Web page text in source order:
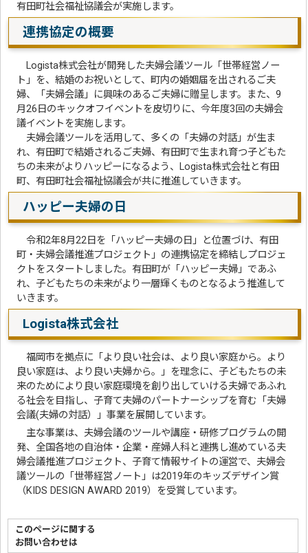
有田町社会福祉協議会が実施します。
連携協定の概要
Logista株式会社が開発した夫婦会議ツール「世帯経営ノー
ト」を、結婚のお祝いとして、町内の婚姻届を出されるご夫
婦、「夫婦会議」に興味のあるご夫婦に贈呈します。また、9
月26日のキックオフイベントを皮切りに、今年度3回の夫婦会
議イベントを実施します。
夫婦会議ツールを活用して、多くの「夫婦の対話」が生ま
れ、有田町で結婚されるご夫婦、有田町で生まれ育つ子どもた
ちの未来がよりハッピーになるよう、Logista株式会社と有田
町、有田町社会福祉協議会が共に推進していきます。
ハッピー夫婦の日
令和2年8月22日を「ハッピー夫婦の日」と位置づけ、有田
町・夫婦会議推進プロジェクト」の連携協定を締結しプロジェ
クトをスタートしました。有田町が「ハッピー夫婦」であふ
れ、子どもたちの未来がより一層輝くものとなるよう推進して
いきます。
Logista株式会社
福岡市を拠点に「より良い社会は、より良い家庭から。より
良い家庭は、より良い夫婦から。」を理念に、子どもたちの未
来のためにより良い家庭環境を創り出していける夫婦であふれ
る社会を目指し、子育て夫婦のパートナーシップを育む「夫婦
会議(夫婦の対話）」事業を展開しています。
主な事業は、夫婦会議のツールや講座・研修プログラムの開
発、全国各地の自治体・企業・産婦人科と連携し進めている夫
婦会議推進プロジェクト、子育て情報サイトの運営で、夫婦会
議ツールの「世帯経営ノート」は2019年のキッズデザイン賞
（KIDS DESIGN AWARD 2019）を受賞しています。
このページに関する
お問い合わせは